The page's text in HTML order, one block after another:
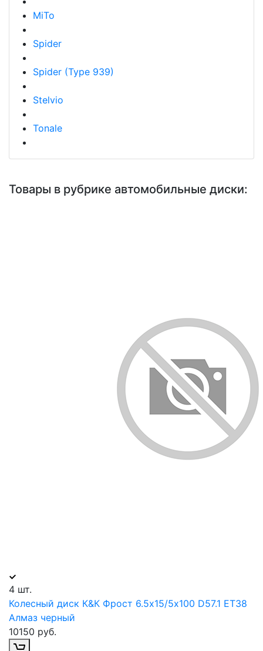
MiTo
Spider
Spider (Type 939)
Stelvio
Tonale
Товары в рубрике автомобильные диски:
4 шт.
Колесный диск К&К Фрост 6.5х15/5х100 D57.1 ET38
Алмаз черный
10150 руб.